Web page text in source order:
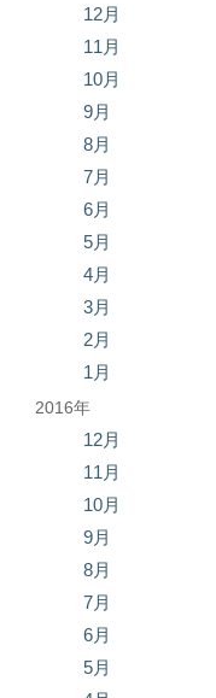
12月
11月
10月
9月
8月
7月
6月
5月
4月
3月
2月
1月
2016年
12月
11月
10月
9月
8月
7月
6月
5月